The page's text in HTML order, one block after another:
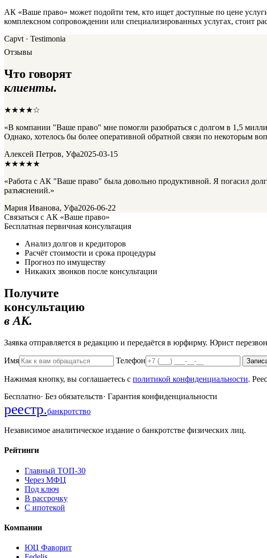
АК «Ваше право» может подойти тем, кто ищет доступные по цене
комплексном сопровождении или специализированных услугах, стоит
Capvt · Testimonia
Отзывы
Что говорят
клиенты.
★★★★☆
«В компании "Ваше право" мне помогли разобраться с долгом в 1,5
Однако, хотелось бы более оперативной обратной связи по некоторым
Алексей Петров, Уфа2025-03-15
★★★★★
«Работа с АК "Ваше право" была довольно продуктивной. Я погасил
разъяснений.»
Мария Иванова, Уфа2026-06-22
Связаться с АК «Ваше право»
Бесплатная первичная консультация
Анализ долгов и кредиторов
Расчёт стоимости и срока процедуры
Прогноз по имуществу
Никаких звонков после консультации
Получите
консультацию
в АК.
Заявка отправляется в редакцию и передаётся в юрфирму. Юрист
Имя Телефон
Нажимая кнопку, вы соглашаетесь с политикой конфиденциальности.
Бесплатно· Без обязательств· Гарантия конфиденциальности
реестр.банкротство
Независимое аналитическое издание о банкротстве физических лиц.
Рейтинги
Главный ТОП-30
Через МФЦ
Под ключ
В рассрочку
С ипотекой
Компании
ЮЦ Фаворит